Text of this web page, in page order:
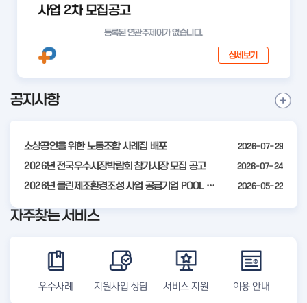
사업 2차 모집공고
등록된 연관주제어가 없습니다.
상세보기
I
4
공지사항
소상공인을 위한 노동조합 사례집 배포 2026-07-29
2026년 전국우수시장박람회 참가시장 모집 공고 2026-07-24
2026년 클린제조환경조성 사업 공급기업 POOL 안내 2026-05-22
공
항
보
기
자주찾는 서비스
우수사례 지원사업 상담 서비스 지원 이용 안내